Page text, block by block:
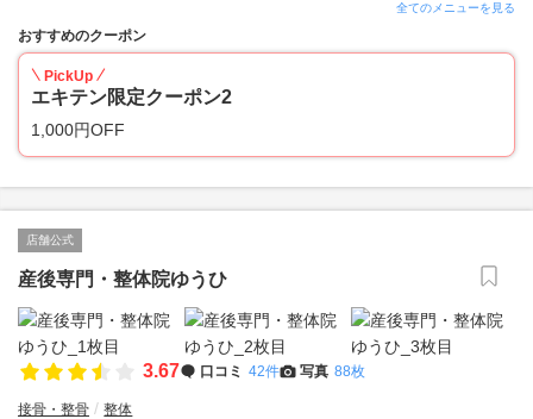
全てのメニューを見る
おすすめのクーポン
PickUp
エキテン限定クーポン2
1,000円OFF
店舗公式
産後専門・整体院ゆうひ
3.67 口コミ 42件 写真 88枚
接骨・整骨 整体